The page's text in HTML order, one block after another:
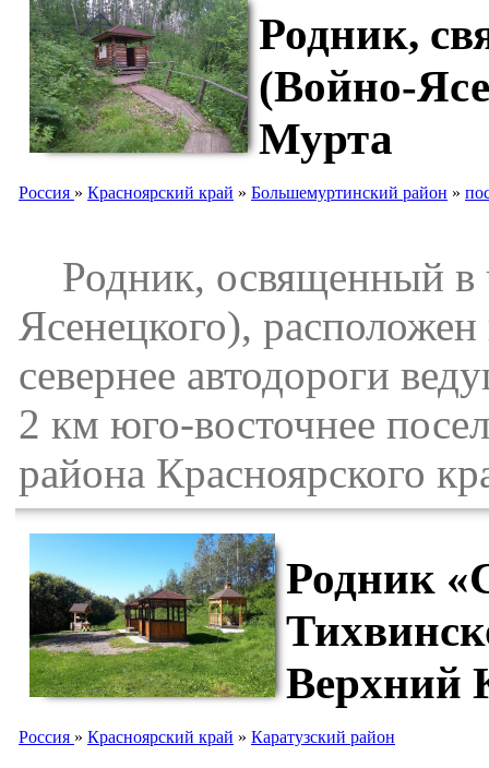
Родник,
(Войно-
Мурта
Россия » Красноярский край » Большемуртинский район »
Родник, освященный в
Ясенецкого),
севернее автодороги
2 км юго-восточнее
района Красноярского
Родник
Верхний
Россия » Красноярский край » Каратузский район